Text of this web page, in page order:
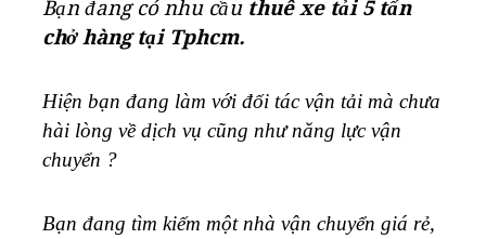
Bạn đang có nhu cầu thuê xe tải 5 tấn
chở hàng tại Tphcm.
Hiện bạn đang làm với đối tác vận tải mà chưa
hài lòng về dịch vụ cũng như năng lực vận
chuyển ?
Bạn đang tìm kiếm một nhà vận chuyển giá rẻ,